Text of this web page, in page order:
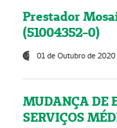
Prestador
(51004352-0)
01 de Outubro de 2020
MUDANÇA DE
SERVIÇOS